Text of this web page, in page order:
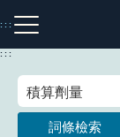
到
主
:::
注音索引圖示
:::
詞條檢索